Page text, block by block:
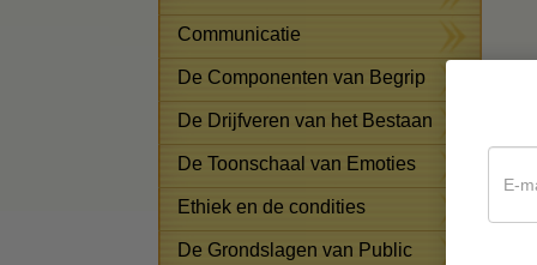
Communicatie
De Componenten van Begrip
De Drijfveren van het Bestaan
De Toonschaal van Emoties
Ethiek en de condities
De Grondslagen van Public